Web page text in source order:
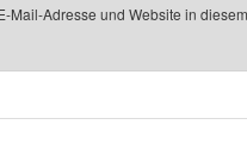
Mail-Adresse und Website in